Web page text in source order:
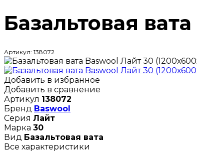
Базальтовая
Артикул: 138072
Добавить в избранное
Добавить в сравнение
Артикул 138072
Бренд Baswool
Серия Лайт
Марка 30
Вид Базальтовая вата
Все характеристики